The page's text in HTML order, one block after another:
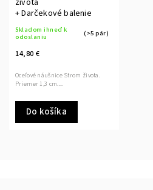
+ Darčekové balenie
Skladom ihneď k
odoslaniu
(>5 pár)
14,80 €
Do košíka
Oceľové náušnice Strom života.
Priemer 1,3 cm....